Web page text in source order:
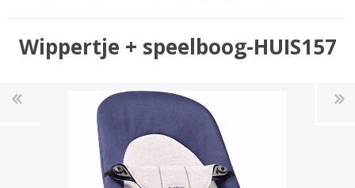
Wippertje + speelboog-HUIS157